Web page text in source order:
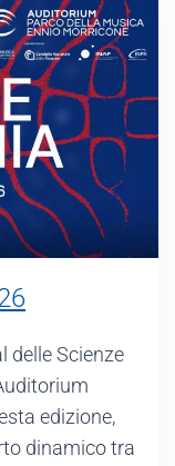
delle Scienze
edizione,
dinamico tra